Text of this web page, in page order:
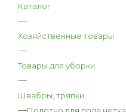
Каталог
—
Хозяйственные товары
—
Товары для уборки
—
Швабры, тряпки